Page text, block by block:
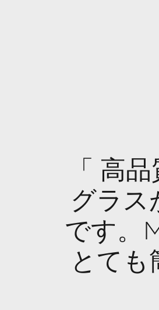
「 高
グラス
です。
とても